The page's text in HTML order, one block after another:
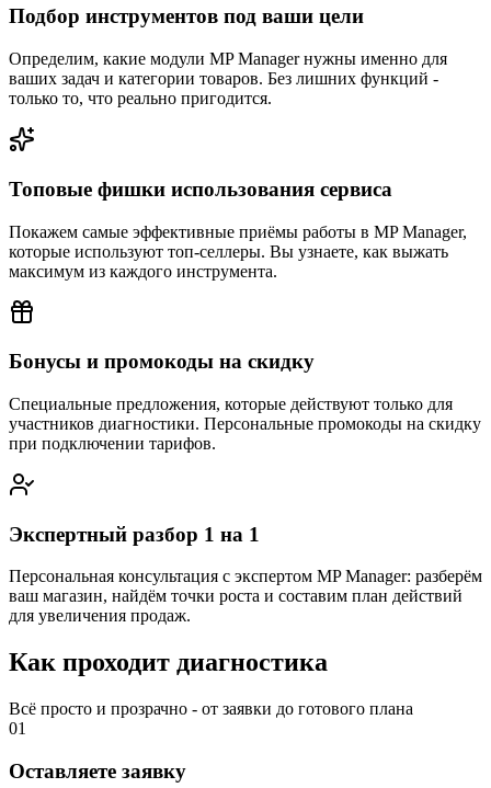
Подбор инструментов под ваши цели
Определим, какие модули MP Manager нужны именно для
ваших задач и категории товаров. Без лишних функций -
только то, что реально пригодится.
Топовые фишки использования сервиса
Покажем самые эффективные приёмы работы в MP Manager,
которые используют топ-селлеры. Вы узнаете, как выжать
максимум из каждого инструмента.
Бонусы и промокоды на скидку
Специальные предложения, которые действуют только для
участников диагностики. Персональные промокоды на скидку
при подключении тарифов.
Экспертный разбор 1 на 1
Персональная консультация с экспертом MP Manager: разберём
ваш магазин, найдём точки роста и составим план действий
для увеличения продаж.
Как проходит диагностика
Всё просто и прозрачно - от заявки до готового плана
01
Оставляете заявку